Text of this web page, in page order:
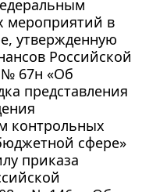
мероприятий в
утвержденную
Российской
№ 67н «Об
представления
контрольных
сфере»
приказа